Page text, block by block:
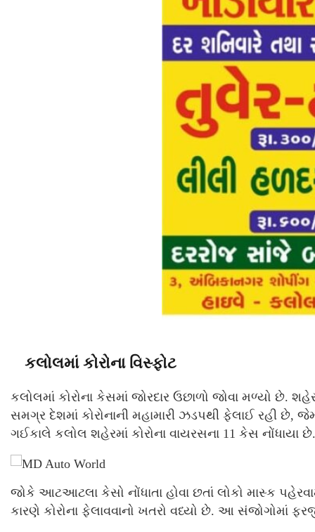
કલોલમાં કોરોના વિસ્ફોટ
કલોલમાં કોરોના કેસમાં જોરદાર ઉછાળો જોવા મળ્યો છે.
સમગ્ર દેશમાં કોરોનાની મહામારી ઝડપથી ફેલાઈ રહી છે,
ગઈકાલે કલોલ શહેરમાં કોરોના વાયરસના 11 કેસ
જોકે આટઆટલા કેસો નોંધાતા હોવા છતાં લોકો માસ્ક
કારણે કોરોના ફેલાવવાનો ખતરો વધ્યો છે. આ સંજોગોમાં